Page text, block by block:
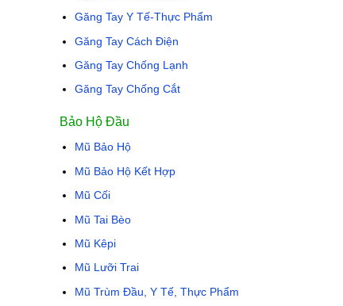
Găng Tay Y Tế-Thực Phẩm
Găng Tay Cách Điện
Găng Tay Chống Lạnh
Găng Tay Chống Cắt
Bảo Hộ Đầu
Mũ Bảo Hộ
Mũ Bảo Hộ Kết Hợp
Mũ Cối
Mũ Tai Bèo
Mũ Kêpi
Mũ Lưỡi Trai
Mũ Trùm Đầu, Y Tế, Thực Phẩm